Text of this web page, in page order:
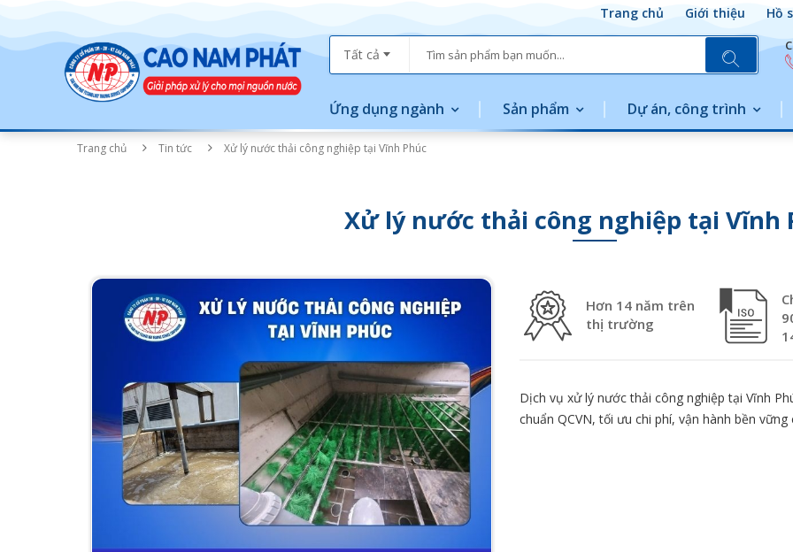
Trang chủ Giới thiệu Hồ
Tất cả
Ứng dụng ngành Sản phẩm Dự án, công trình
Trang chủ Tin tức Xử lý nước thải công nghiệp tại Vĩnh Phúc
Xử lý nước thải công nghiệp tại Vĩnh
Hơn 14 năm trên
thị trường
Dịch vụ xử lý nước thải công nghiệp tại Vĩnh
chuẩn QCVN, tối ưu chi phí, vận hành bền